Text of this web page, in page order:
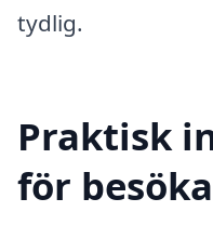
tydlig.
Praktisk
för